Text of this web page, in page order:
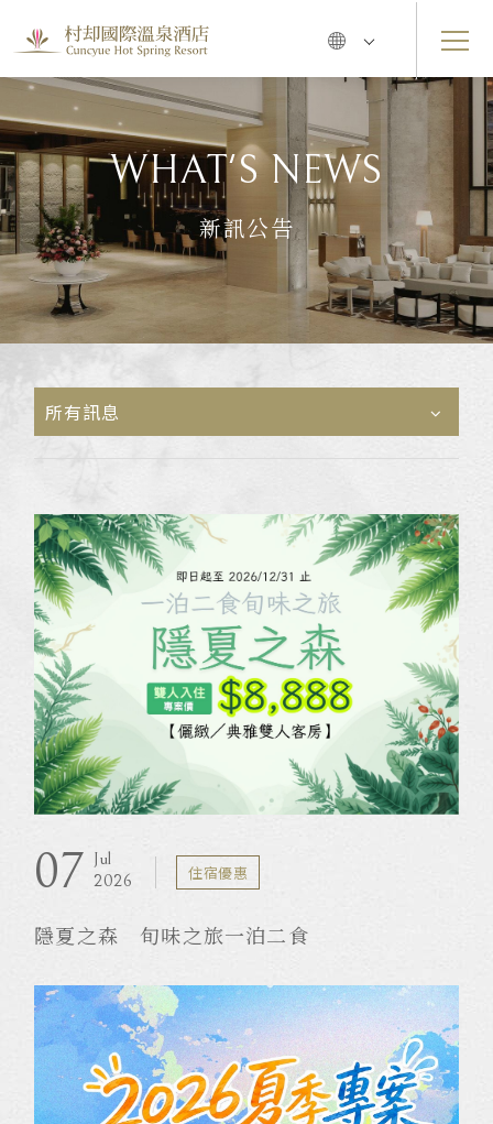
WHAT'S NEWS
新訊公告
所有訊息
07 Jul
2026
住宿優惠
隱夏之森 旬味之旅一泊二食